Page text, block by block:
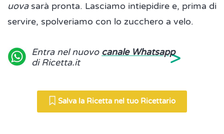
uovasarà pronta. Lasciamo intiepidire e, prima di
servire, spolveriamo con lo zucchero a velo.
Entra nel nuovo canale Whatsapp
di Ricetta.it
>
Salva la Ricetta nel tuo Ricettario